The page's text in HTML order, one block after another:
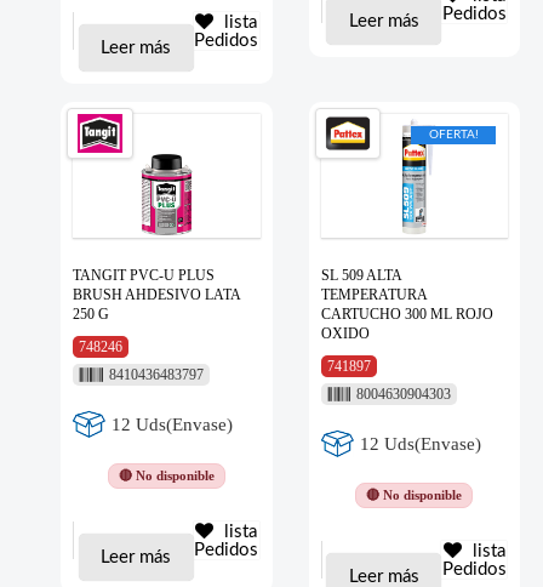
Leer más
lista
Pedidos
Leer más
Pedidos
TANGIT PVC-U PLUS
BRUSH AHDESIVO LATA
250 G
748246
8410436483797
12 Uds(Envase)
🔴 No disponible
Leer más
lista
Pedidos
OFERTA!
SL 509 ALTA
TEMPERATURA
CARTUCHO 300 ML ROJO
OXIDO
741897
8004630904303
12 Uds(Envase)
🔴 No disponible
Leer más
lista
Pedidos